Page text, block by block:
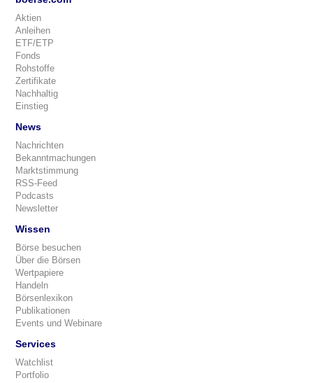
Aktien
Anleihen
ETF/ETP
Fonds
Rohstoffe
Zertifikate
Nachhaltig
Einstieg
News
Nachrichten
Bekanntmachungen
Marktstimmung
RSS-Feed
Podcasts
Newsletter
Wissen
Börse besuchen
Über die Börsen
Wertpapiere
Handeln
Börsenlexikon
Publikationen
Events und Webinare
Services
Watchlist
Portfolio